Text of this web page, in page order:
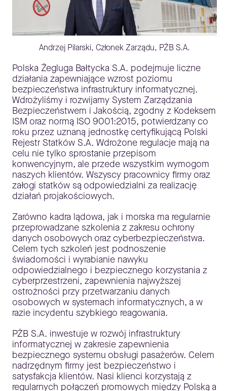
Andrzej Pilarski, Członek Zarządu, PŻB S.A.
Polska Żegluga Bałtycka S.A. podejmuje liczne
działania zapewniające wzrost poziomu
bezpieczeństwa infrastruktury informatycznej.
Wdrożyliśmy i rozwijamy System Zarządzania
Bezpieczeństwem i Jakością, zgodny z Kodeksem
ISM oraz normą ISO 9001:2015, potwierdzany co
roku przez uznaną jednostkę certyfikującą Polski
Rejestr Statków S.A. Wdrożone regulacje mają na
celu nie tylko sprostanie przepisom
konwencyjnym, ale przede wszystkim wymogom
naszych klientów. Wszyscy pracownicy firmy oraz
załogi statków są odpowiedzialni za realizację
działań projakościowych.
Zarówno kadra lądowa, jak i morska ma regularnie
przeprowadzane szkolenia z zakresu ochrony
danych osobowych oraz cyberbezpieczeństwa.
Celem tych szkoleń jest podnoszenie
świadomości i wyrabianie nawyku
odpowiedzialnego i bezpiecznego korzystania z
cyberprzestrzeni, zapewnienia najwyższej
ostrożności przy przetwarzaniu danych
osobowych w systemach informatycznych, a w
razie incydentu szybkiego reagowania.
PŻB S.A. inwestuje w rozwój infrastruktury
informatycznej w zakresie zapewnienia
bezpiecznego systemu obsługi pasażerów. Celem
nadrzędnym firmy jest bezpieczeństwo i
satysfakcja klientów. Nasi klienci korzystają z
regularnych połączeń promowych między Polską a